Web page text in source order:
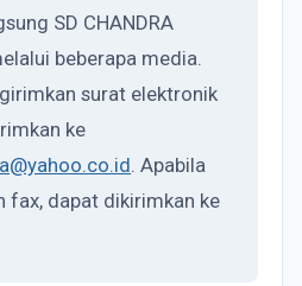
SD CHANDRA
beberapa media.
surat elektronik
ke
. Apabila
fax, dapat dikirimkan ke